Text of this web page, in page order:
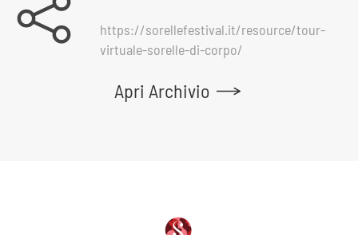
https://sorellefestival.it/resource/tour-
virtuale-sorelle-di-corpo/
Apri Archivio